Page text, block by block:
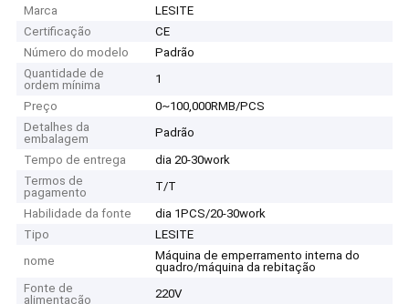
Marca
LESITE
Certificação
CE
Número do modelo
Padrão
Quantidade de
ordem mínima
1
Preço
0~100,000RMB/PCS
Detalhes da
embalagem
Padrão
Tempo de entrega
dia 20-30work
Termos de
pagamento
T/T
Habilidade da fonte
dia 1PCS/20-30work
Tipo
LESITE
nome
Máquina de emperramento interna do
quadro/máquina da rebitação
Fonte de
alimentação
220V